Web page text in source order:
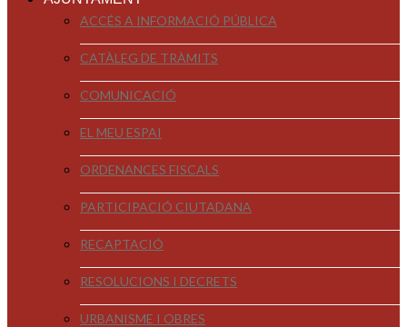
ACCÉS A INFORMACIÓ PÚBLICA
CATÀLEG DE TRÀMITS
COMUNICACIÓ
EL MEU ESPAI
ORDENANCES FISCALS
PARTICIPACIÓ CIUTADANA
RECAPTACIÓ
RESOLUCIONS I DECRETS
URBANISME I OBRES